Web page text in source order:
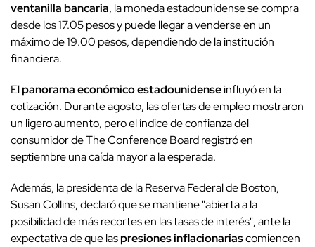
ventanilla bancaria, la moneda estadounidense se compra
desde los 17.05 pesos y puede llegar a venderse en un
máximo de 19.00 pesos, dependiendo de la institución
financiera.
Elpanorama económico estadounidenseinfluyó en la
cotización. Durante agosto, las ofertas de empleo mostraron
un ligero aumento, pero el índice de confianza del
consumidor de The Conference Board registró en
septiembre una caída mayor a la esperada.
Además, la presidenta de la Reserva Federal de Boston,
Susan Collins, declaró que se mantiene "abierta a la
posibilidad de más recortes en las tasas de interés", ante la
expectativa de que laspresiones inflacionariascomiencen